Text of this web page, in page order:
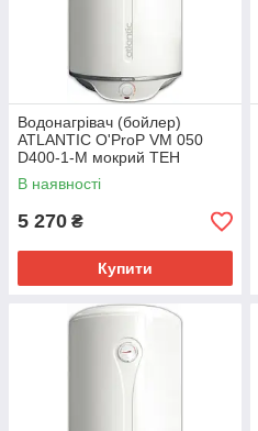
Водонагрівач (бойлер)
ATLANTIC O'ProP VM 050
D400-1-M мокрий ТЕН
В наявності
5 270 ₴
Купити